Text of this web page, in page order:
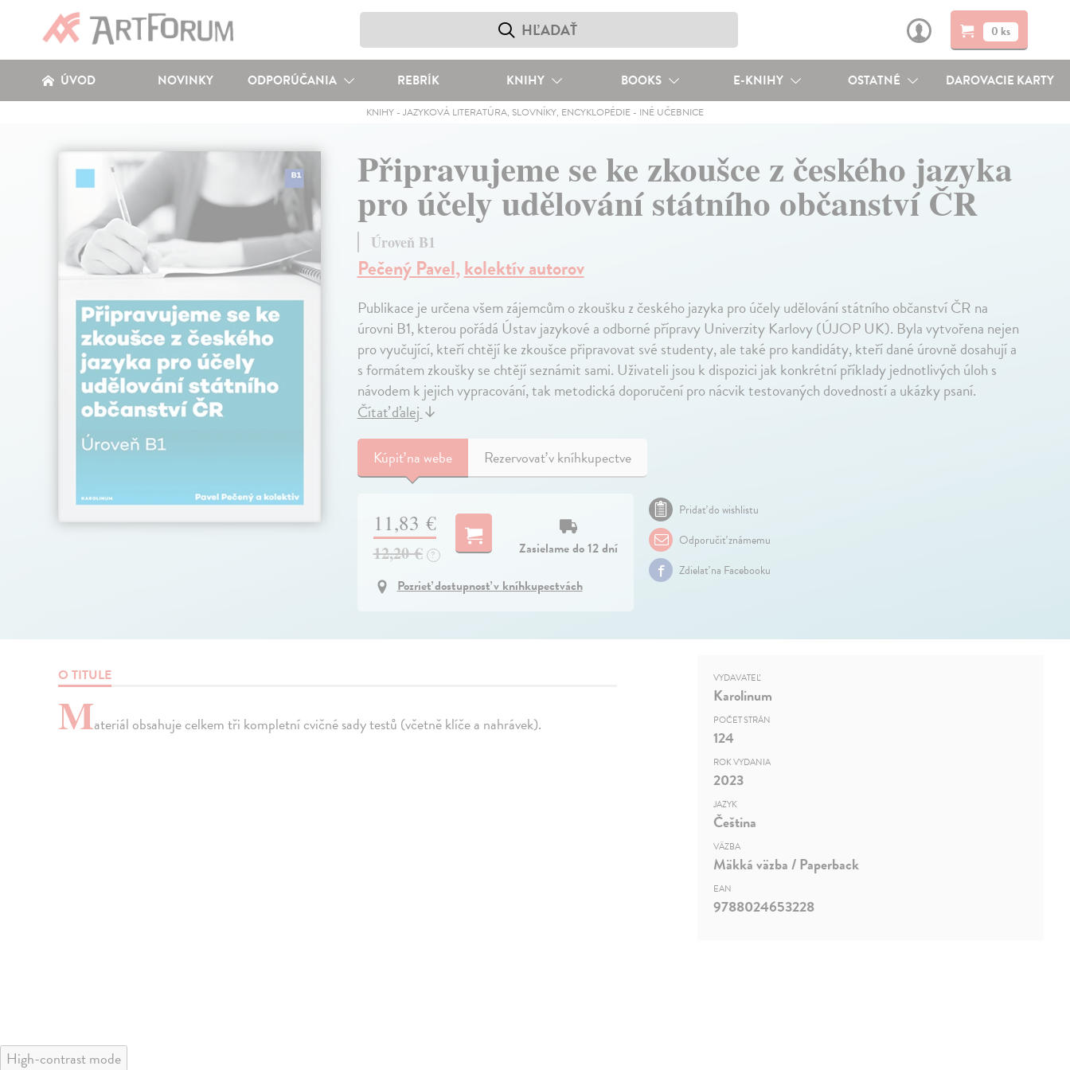
0 ks
ÚVOD NOVINKY ODPORÚČANIA REBRÍK KNIHY BOOKS E-KNIHY OSTATNÉ DAROVACIE KARTY
KNIHY- JAZYKOVÁ LITERATÚRA, SLOVNÍKY, ENCYKLOPÉDIE- INÉ UČEBNICE
Připravujeme se ke zkoušce z českého jazyka
pro účely udělování státního občanství ČR
Úroveň B1
Pečený Pavel,kolektív autorov
Publikace je určena všem zájemcům o zkoušku z českého jazyka pro účely udělování státního občanství ČR na
úrovni B1, kterou pořádá Ústav jazykové a odborné přípravy Univerzity Karlovy (ÚJOP UK). Byla vytvořena nejen
pro vyučující, kteří chtějí ke zkoušce připravovat své studenty, ale také pro kandidáty, kteří dané úrovně dosahují a
s formátem zkoušky se chtějí seznámit sami. Uživateli jsou k dispozici jak konkrétní příklady jednotlivých úloh s
návodem k jejich vypracování, tak metodická doporučení pro nácvik testovaných dovedností a ukázky psaní.
Čítať ďalej↓
Kúpiťna webe Rezervovať v kníhkupectve
11,83 €
12,20 € ?
Zasielame do 12 dní
Pozrieť dostupnosť v kníhkupectvách
Pridať do wishlistu
Odporučiť známemu
Zdielať na Facebooku
O TITULE
Materiál obsahuje celkem tři kompletní cvičné sady testů (včetně klíče a nahrávek).
VYDAVATEĽ
Karolinum
POČET STRÁN
124
ROK VYDANIA
2023
JAZYK
Čeština
VÄZBA
Mäkká väzba / Paperback
EAN
9788024653228
High-contrast mode